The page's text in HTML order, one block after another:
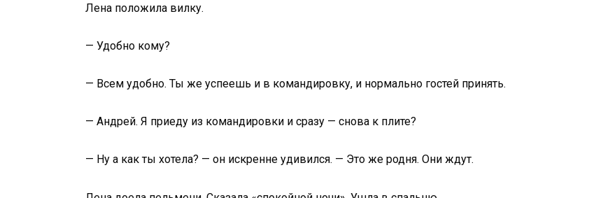
Лена положила вилку.
— Удобно кому?
— Всем удобно. Ты же успеешь и в командировку, и нормально гостей принять.
— Андрей. Я приеду из командировки и сразу — снова к плите?
— Ну а как ты хотела? — он искренне удивился. — Это же родня. Они ждут.